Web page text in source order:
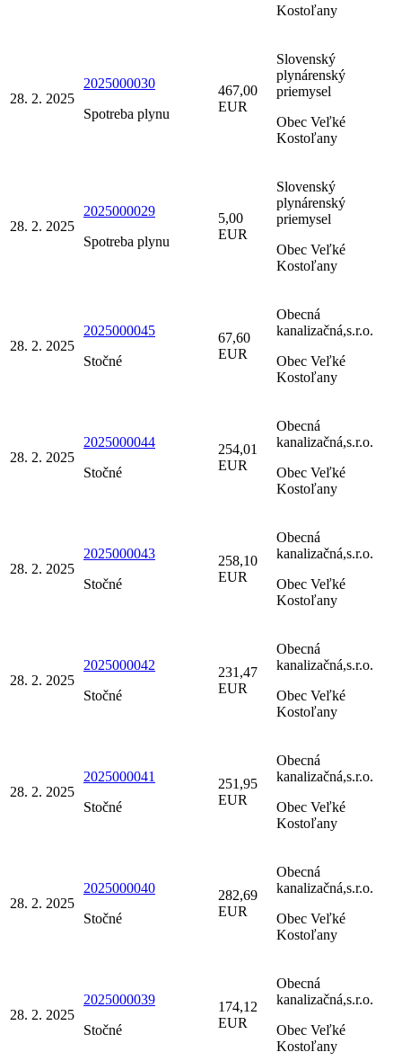
Kostoľany
28. 2. 2025
2025000030
Spotreba plynu
467,00
EUR
Slovenský
plynárenský
priemysel
Obec Veľké
Kostoľany
28. 2. 2025
2025000029
Spotreba plynu
5,00
EUR
Slovenský
plynárenský
priemysel
Obec Veľké
Kostoľany
28. 2. 2025
2025000045
Stočné
67,60
EUR
Obecná
kanalizačná,s.r.o.
Obec Veľké
Kostoľany
28. 2. 2025
2025000044
Stočné
254,01
EUR
Obecná
kanalizačná,s.r.o.
Obec Veľké
Kostoľany
28. 2. 2025
2025000043
Stočné
258,10
EUR
Obecná
kanalizačná,s.r.o.
Obec Veľké
Kostoľany
28. 2. 2025
2025000042
Stočné
231,47
EUR
Obecná
kanalizačná,s.r.o.
Obec Veľké
Kostoľany
28. 2. 2025
2025000041
Stočné
251,95
EUR
Obecná
kanalizačná,s.r.o.
Obec Veľké
Kostoľany
28. 2. 2025
2025000040
Stočné
282,69
EUR
Obecná
kanalizačná,s.r.o.
Obec Veľké
Kostoľany
28. 2. 2025
2025000039
Stočné
174,12
EUR
Obecná
kanalizačná,s.r.o.
Obec Veľké
Kostoľany